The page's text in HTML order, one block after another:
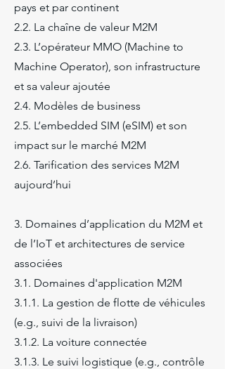
pays et par continent
2.2. La chaîne de valeur M2M
2.3. L’opérateur MMO (Machine to
Machine Operator), son infrastructure
et sa valeur ajoutée
2.4. Modèles de business
2.5. L’embedded SIM (eSIM) et son
impact sur le marché M2M
2.6. Tarification des services M2M
aujourd’hui
3. Domaines d’application du M2M et
de l’IoT et architectures de service
associées
3.1. Domaines d'application M2M
3.1.1. La gestion de flotte de véhicules
(e.g., suivi de la livraison)
3.1.2. La voiture connectée
3.1.3. Le suivi logistique (e.g., contrôle